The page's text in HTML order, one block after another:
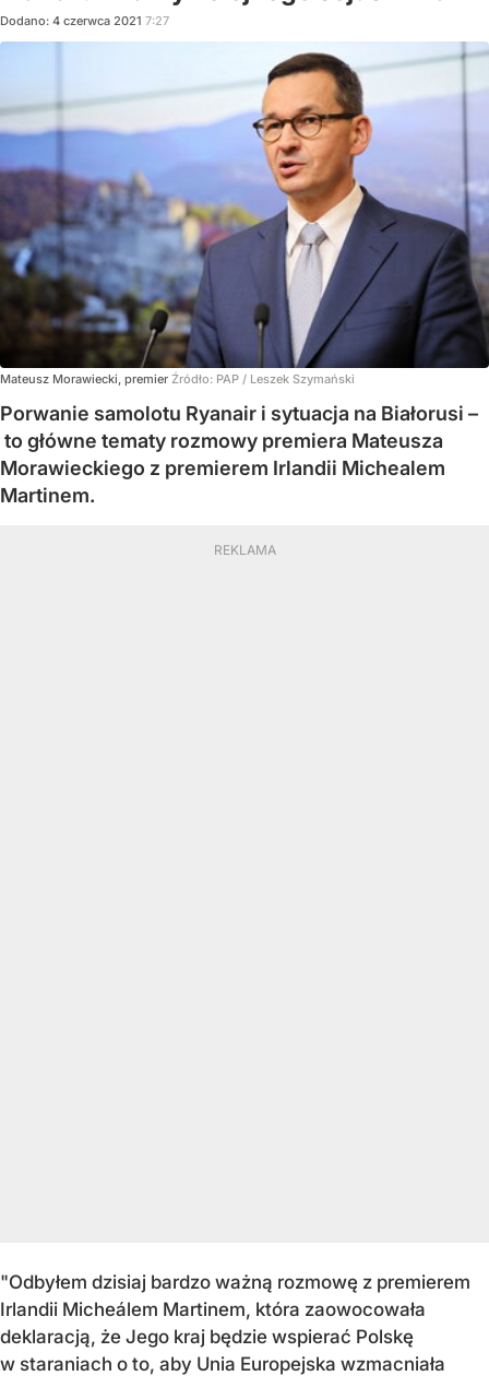
Dodano: 4 czerwca 2021 7:27
Mateusz Morawiecki, premier Źródło: PAP / Leszek Szymański
Porwanie samolotu Ryanair i sytuacja na Białorusi –
to główne tematy rozmowy premiera Mateusza
Morawieckiego z premierem Irlandii Michealem
Martinem.
"Odbyłem dzisiaj bardzo ważną rozmowę z premierem
Irlandii Micheálem Martinem, która zaowocowała
deklaracją, że Jego kraj będzie wspierać Polskę
w staraniach o to, aby Unia Europejska wzmacniała